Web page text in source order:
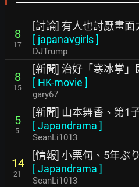
8
17
[討論] 有人也討厭畫面
[ japanavgirls]
DJTrump
8
15
[新聞] 治好「寒冰掌
[ HK-movie ]
gary67
5
5
[新聞] 山本舞香、第1
[Japandrama ]
SeanLi1013
14
21
[情報] 小栗旬、5年ぶ
[Japandrama ]
SeanLi1013